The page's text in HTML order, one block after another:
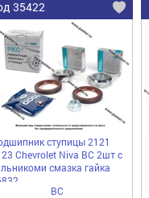
35422
ступицы 2121
Chevrolet Niva ВС 2шт с
смазка гайка
ВС